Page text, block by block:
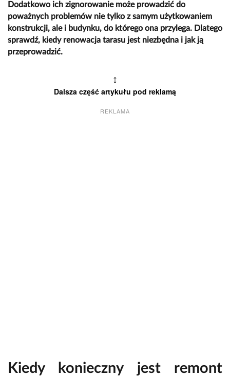
Dodatkowo ich zignorowanie może prowadzić do
poważnych problemów nie tylko z samym użytkowaniem
konstrukcji, ale i budynku, do którego ona przylega. Dlatego
sprawdź, kiedy renowacja tarasu jest niezbędna i jak ją
przeprowadzić.
↕
Dalsza część artykułu pod reklamą
REKLAMA
Kiedy konieczny jest remont